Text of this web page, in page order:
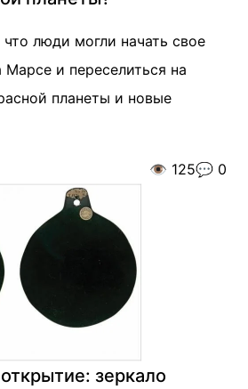
люди могли начать свое
и переселиться на
планеты и новые
👁️ 125💬 0
зеркало